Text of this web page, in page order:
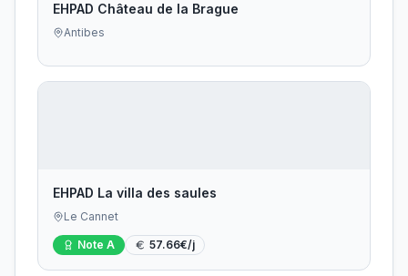
EHPAD Château de la Brague
Antibes
EHPAD La villa des saules
Le Cannet
Note A 57.66€/j